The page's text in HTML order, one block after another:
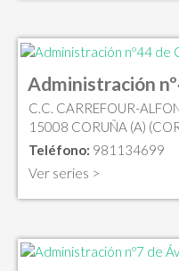
Administración
C.C. CARREFOUR-
15008 CORUÑA (A)
Teléfono: 981134699
Ver series >